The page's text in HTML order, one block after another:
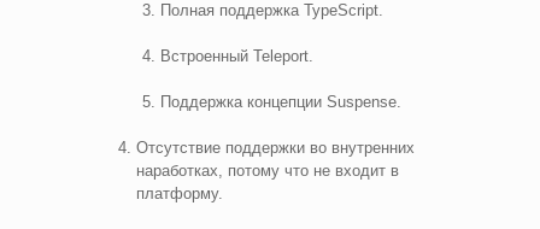
Полная поддержка TypeScript.
Встроенный Teleport.
Поддержка концепции Suspense.
Отсутствие поддержки во внутренних
наработках, потому что не входит в
платформу.